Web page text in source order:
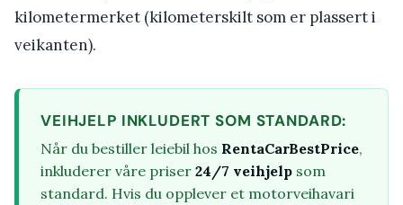
kilometermerket (kilometerskilt som er plassert i
veikanten).
VEIHJELP INKLUDERT SOM STANDARD:
Når du bestiller leiebil hos RentaCarBestPrice,
inkluderer våre priser 24/7 veihjelp som
standard. Hvis du opplever et motorveihavari